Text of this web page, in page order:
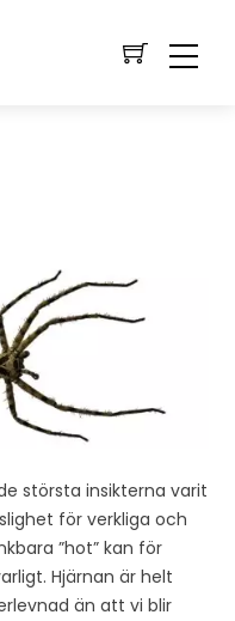
största insikterna varit
för verkliga och
”hot” kan för
Hjärnan är helt
än att vi blir